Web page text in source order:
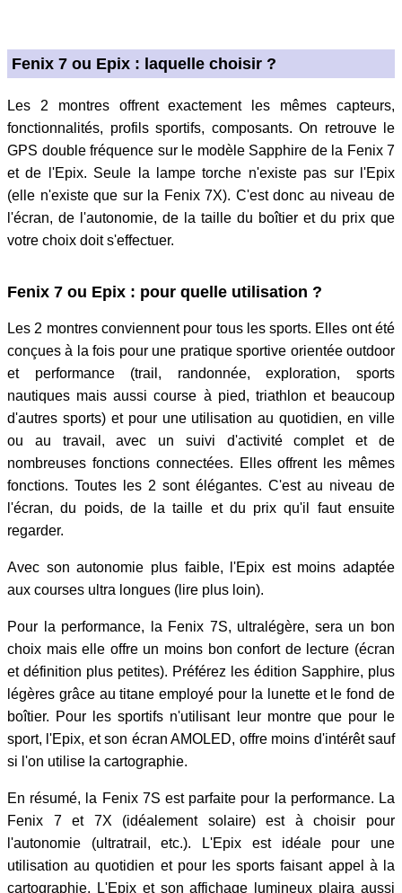
Fenix 7 ou Epix : laquelle choisir ?
Les 2 montres offrent exactement les mêmes capteurs,
fonctionnalités, profils sportifs, composants. On retrouve le
GPS double fréquence sur le modèle Sapphire de la Fenix 7
et de l'Epix. Seule la lampe torche n'existe pas sur l'Epix
(elle n'existe que sur la Fenix 7X). C'est donc au niveau de
l'écran, de l'autonomie, de la taille du boîtier et du prix que
votre choix doit s'effectuer.
Fenix 7 ou Epix : pour quelle utilisation ?
Les 2 montres conviennent pour tous les sports. Elles ont été
conçues à la fois pour une pratique sportive orientée outdoor
et performance (trail, randonnée, exploration, sports
nautiques mais aussi course à pied, triathlon et beaucoup
d'autres sports) et pour une utilisation au quotidien, en ville
ou au travail, avec un suivi d'activité complet et de
nombreuses fonctions connectées. Elles offrent les mêmes
fonctions. Toutes les 2 sont élégantes. C'est au niveau de
l'écran, du poids, de la taille et du prix qu'il faut ensuite
regarder.
Avec son autonomie plus faible, l'Epix est moins adaptée
aux courses ultra longues (lire plus loin).
Pour la performance, la Fenix 7S, ultralégère, sera un bon
choix mais elle offre un moins bon confort de lecture (écran
et définition plus petites). Préférez les édition Sapphire, plus
légères grâce au titane employé pour la lunette et le fond de
boîtier. Pour les sportifs n'utilisant leur montre que pour le
sport, l'Epix, et son écran AMOLED, offre moins d'intérêt sauf
si l'on utilise la cartographie.
En résumé, la Fenix 7S est parfaite pour la performance. La
Fenix 7 et 7X (idéalement solaire) est à choisir pour
l'autonomie (ultratrail, etc.). L'Epix est idéale pour une
utilisation au quotidien et pour les sports faisant appel à la
cartographie. L'Epix et son affichage lumineux plaira aussi